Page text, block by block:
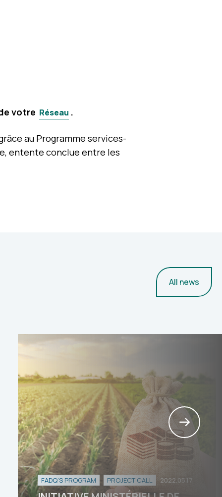
votre Réseau .
au Programme services-
entente conclue entre les
All news
FADQ’S PROGRAM PROJECT CALL 2022.05.17